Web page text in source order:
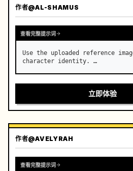
表盘灯光闪烁
(2-4s) 肩后视角，前方道路延伸至霓虹
作者@AL-SHAMUS
查看完整提示词
Use the uploaded reference
character identity. …
立即体验
作者@AVELYRAH
查看完整提示词